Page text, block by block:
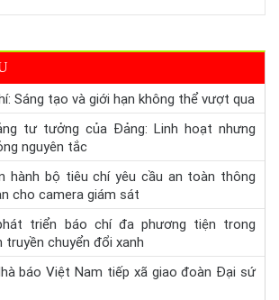
Sáng tạo và giới hạn không thể vượt qua
tư tưởng của Đảng: Linh hoạt nhưng
nguyên tắc
hành bộ tiêu chí yêu cầu an toàn thông
cho camera giám sát
triển báo chí đa phương tiện trong
truyền chuyển đổi xanh
báo Việt Nam tiếp xã giao đoàn Đại sứ